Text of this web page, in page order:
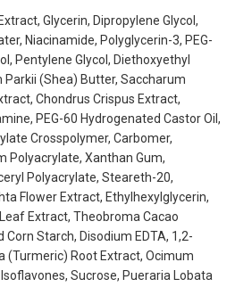
Glycerin, Dipropylene Glycol,
Niacinamide, Polyglycerin-3, PEG-
Pentylene Glycol, Diethoxyethyl
(Shea) Butter, Saccharum
Chondrus Crispus Extract,
PEG-60 Hydrogenated Castor Oil,
Crosspolymer, Carbomer,
Polyacrylate, Xanthan Gum,
Polyacrylate, Steareth-20,
Flower Extract, Ethylhexylglycerin,
Extract, Theobroma Cacao
Starch, Disodium EDTA, 1,2-
(Turmeric) Root Extract, Ocimum
Sucrose, Pueraria Lobata